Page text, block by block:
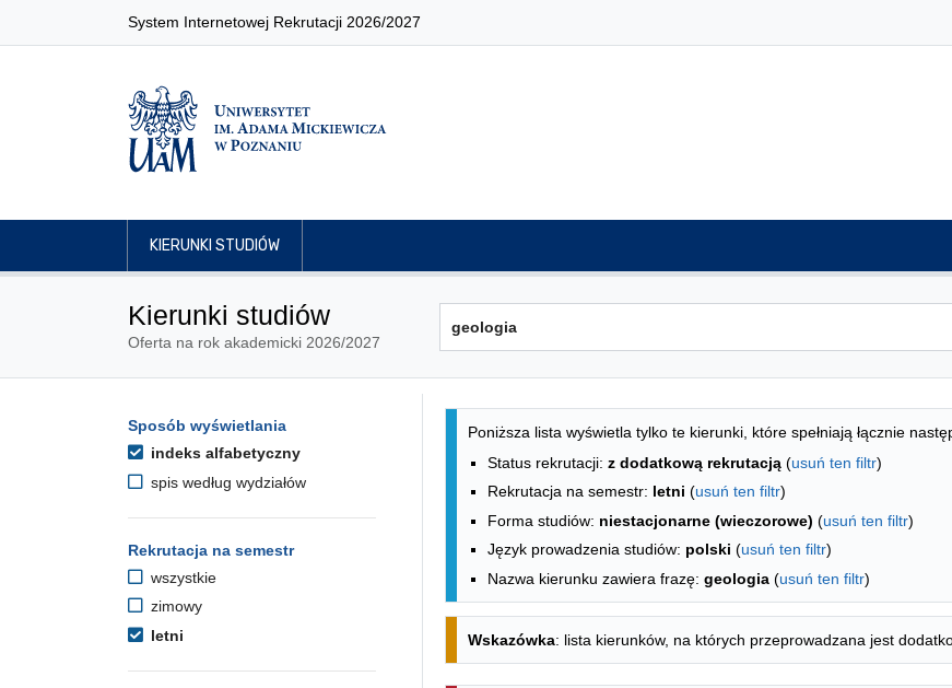
System Internetowej Rekrutacji 2026/2027
KIERUNKI STUDIÓW
Kierunki studiów
Oferta na rok akademicki 2026/2027
Opcje filtrowania kierunków studiów
Przejdź do listy kierunków
Sposób wyświetlania
indeks alfabetyczny
spis według wydziałów
Rekrutacja na semestr
wszystkie
zimowy
letni
Lista kierunków - indeks alfabetyczny
Poniższa lista wyświetla tylko te kierunki, które spełniają łącznie
Status rekrutacji: z dodatkową rekrutacją (usuń ten filtr)
Rekrutacja na semestr: letni (usuń ten filtr)
Forma studiów: niestacjonarne (wieczorowe) (usuń ten filtr)
Język prowadzenia studiów: polski (usuń ten filtr)
Nazwa kierunku zawiera frazę: geologia (usuń ten filtr)
Wskazówka: lista kierunków, na których przeprowadzana jest